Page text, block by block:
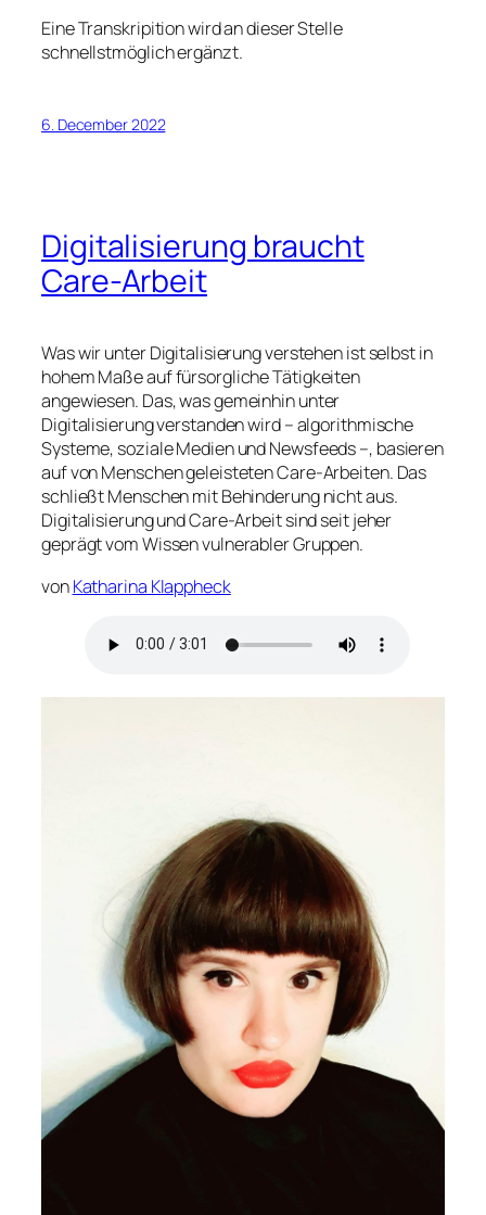
Eine Transkripition wird an dieser Stelle
schnellstmöglich ergänzt.
6. December 2022
Digitalisierung braucht
Care-Arbeit
Was wir unter Digitalisierung verstehen ist selbst in
hohem Maße auf fürsorgliche Tätigkeiten
angewiesen. Das, was gemeinhin unter
Digitalisierung verstanden wird – algorithmische
Systeme, soziale Medien und Newsfeeds –, basieren
auf von Menschen geleisteten Care-Arbeiten. Das
schließt Menschen mit Behinderung nicht aus.
Digitalisierung und Care-Arbeit sind seit jeher
geprägt vom Wissen vulnerabler Gruppen.
vonKatharina Klappheck